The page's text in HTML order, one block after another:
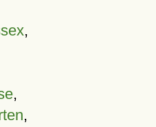
,
,
,